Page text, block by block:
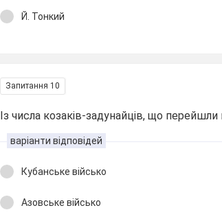
Й. Тонкий
Запитання 10
Із числа козаків-задунайців, що перейшли
варіанти відповідей
Кубанське військо
Азовське військо